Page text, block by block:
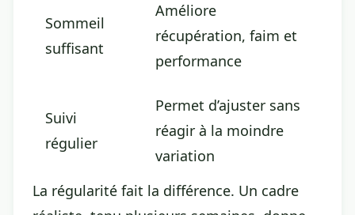
Sommeil
suffisant
Améliore
récupération, faim et
performance
Suivi
régulier
Permet d’ajuster sans
réagir à la moindre
variation
La régularité fait la différence. Un cadre